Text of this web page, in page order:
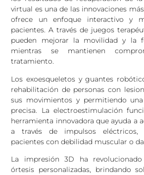
virtual es una de las innovaciones
ofrece un enfoque interactivo y
pacientes. A través de juegos
pueden mejorar la movilidad y la
mientras se mantienen
tratamiento.
Los exoesqueletos y guantes
rehabilitación de personas con
sus movimientos y permitiendo
precisa. La electroestimulación
herramienta innovadora que ayuda a
a través de impulsos eléctricos,
pacientes con debilidad muscular o
La impresión 3D ha
órtesis personalizadas, brindando